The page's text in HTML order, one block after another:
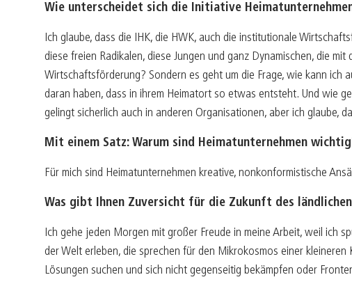
Wie unterscheidet sich die Initiative
Ich glaube, dass die IHK, die HWK, auch die institutionale
diese freien Radikalen, diese Jungen und ganz Dynamischen, die
Wirtschaftsförderung? Sondern es geht um die Frage, wie kann ich
daran haben, dass in ihrem Heimatort so etwas entsteht. Und wie
gelingt sicherlich auch in anderen Organisationen, aber ich glaube,
Mit einem Satz: Warum sind Heimatunternehmen
Für mich sind Heimatunternehmen kreative, nonkonformistische
Was gibt Ihnen Zuversicht für die Zukunft des ländlichen
Ich gehe jeden Morgen mit großer Freude in meine Arbeit, weil ich
der Welt erleben, die sprechen für den Mikrokosmos einer
Lösungen suchen und sich nicht gegenseitig bekämpfen oder